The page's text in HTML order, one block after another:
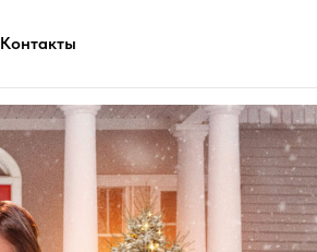
Контакты